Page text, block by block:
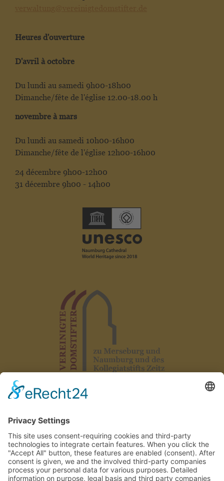
Heures d'ouverture
D'avril à octobre
Du lundi au samedi 9h00-18h00
Dimanche/fête de l'église 12.00-18.00 h
novembre à mars
Du lundi au samedi 10h00-16h00
Dimanche/fête de l'église 12h00-16h00
24 décembre 9h00-12h00
31 décembre 9h00 - 14h00